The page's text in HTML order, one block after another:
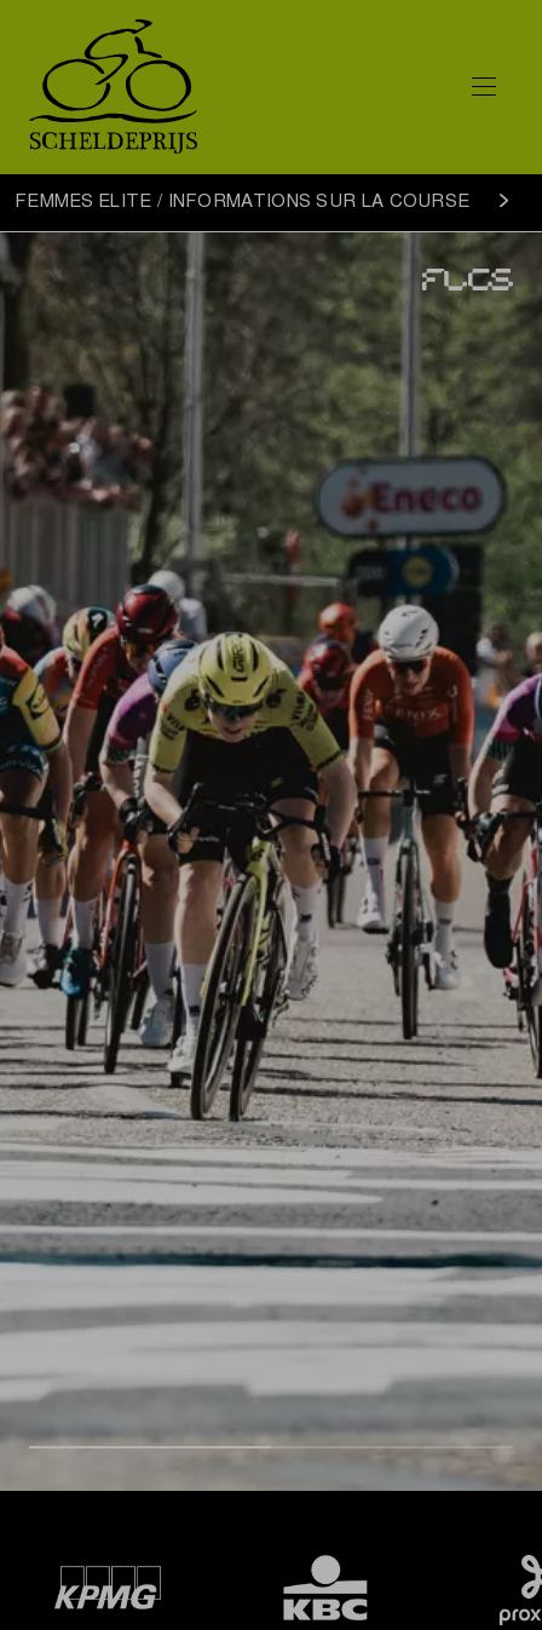
Femmes
Elite
informations
sur
la
course
FEMMES ELITE / INFORMATIONS SUR LA COURSE